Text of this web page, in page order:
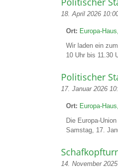
18. April 2026
Ort: Europa-
Wir laden ein
10 Uhr bis 11.30
Politischer
17. Januar 2026
Ort: Europa-
Die Europa-
Samstag, 17.
14. November